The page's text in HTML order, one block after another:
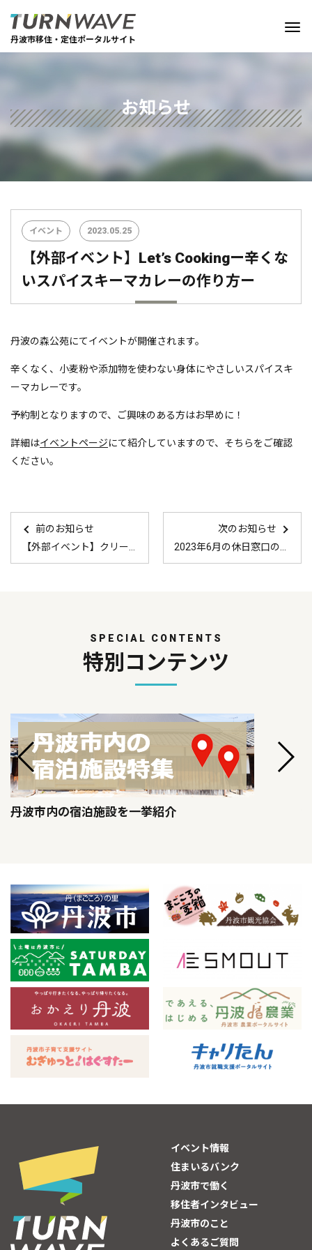
丹波市移住・定住ポータルサイト
お知らせ
イベント 2023.05.25
【外部イベント】Let’s Cookingー辛くな
いスパイスキーマカレーの作り方ー
丹波の森公苑にてイベントが開催されます。
辛くなく、小麦粉や添加物を使わない身体にやさしいスパイスキ
ーマカレーです。
予約制となりますので、ご興味のある方はお早めに！
詳細はイベントページにて紹介していますので、そちらをご確認
ください。
前のお知らせ
次のお知らせ
SPECIAL CONTENTS
特別コンテンツ
丹波市内の宿泊施設を一挙紹介
イベント情報
住まいるバンク
丹波市で働く
移住者インタビュー
丹波市のこと
よくあるご質問